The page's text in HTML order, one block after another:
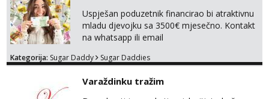
Uspješan poduzetnik financirao bi atraktivnu
mladu djevojku sa 3500€ mjesečno. Kontakt
na whatsapp ili email
Kategorija: Sugar Daddy Sugar Daddies
Varaždinku tražim